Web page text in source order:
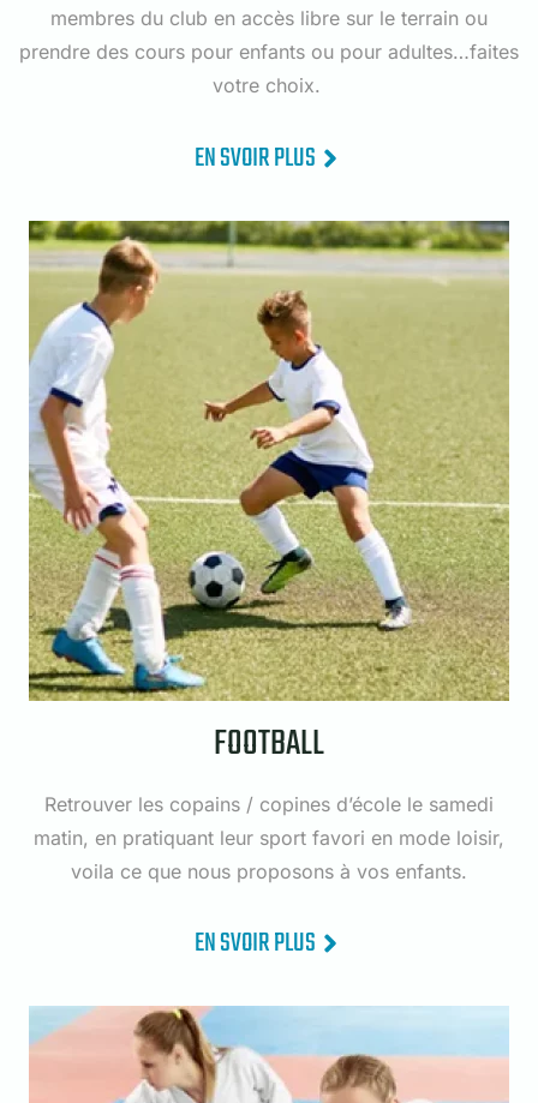
membres du club en accès libre sur le terrain ou
prendre des cours pour enfants ou pour adultes…faites
votre choix.
EN SVOIR PLUS
FOOTBALL
Retrouver les copains / copines d’école le samedi
matin, en pratiquant leur sport favori en mode loisir,
voila ce que nous proposons à vos enfants.
EN SVOIR PLUS